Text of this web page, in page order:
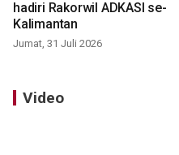
hadiri Rakorwil ADKASI se-
Kalimantan
Jumat, 31 Juli 2026
Video